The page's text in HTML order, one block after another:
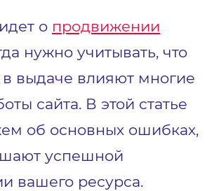
о продвижении
нужно учитывать, что
выдаче влияют многие
сайта. В этой статье
об основных ошибках,
успешной
вашего ресурса.